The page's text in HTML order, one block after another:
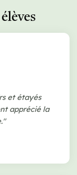
et étayés
apprécié la